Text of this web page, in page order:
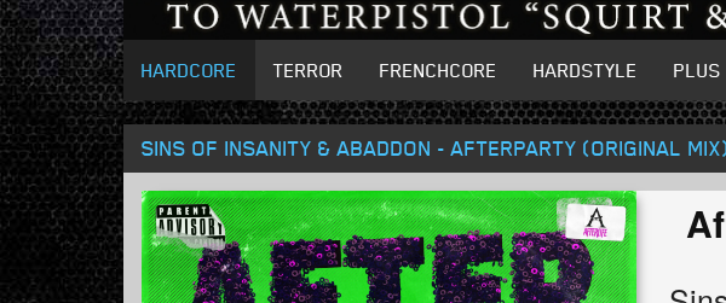
HARDCORE TERROR FRENCHCORE HARDSTYLE PLUS
SINS OF INSANITY & ABADDON - AFTERPARTY (ORIGINAL MIX)